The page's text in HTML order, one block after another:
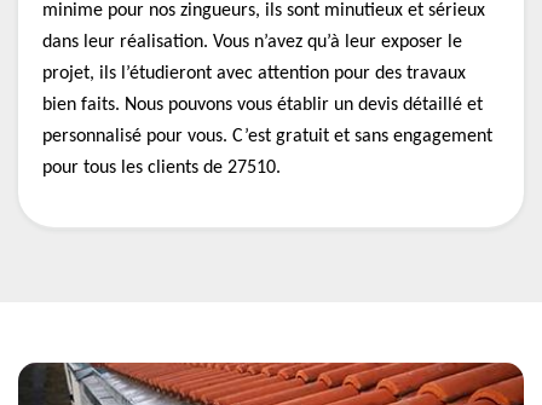
minime pour nos zingueurs, ils sont minutieux et sérieux
dans leur réalisation. Vous n’avez qu’à leur exposer le
projet, ils l’étudieront avec attention pour des travaux
bien faits. Nous pouvons vous établir un devis détaillé et
personnalisé pour vous. C’est gratuit et sans engagement
pour tous les clients de 27510.